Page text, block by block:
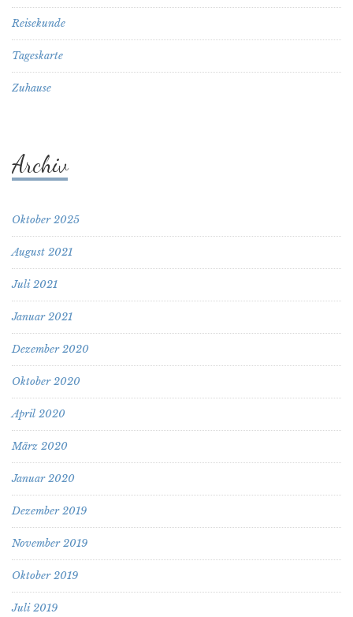
Reisekunde
Tageskarte
Zuhause
Archiv
Oktober 2025
August 2021
Juli 2021
Januar 2021
Dezember 2020
Oktober 2020
April 2020
März 2020
Januar 2020
Dezember 2019
November 2019
Oktober 2019
Juli 2019